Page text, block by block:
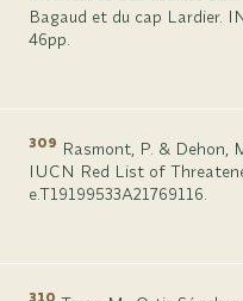
Bagaud et du cap Lardier.
46pp.
309 Rasmont, P. & Dehon,
IUCN Red List of
e.T19199533A21769116.
310